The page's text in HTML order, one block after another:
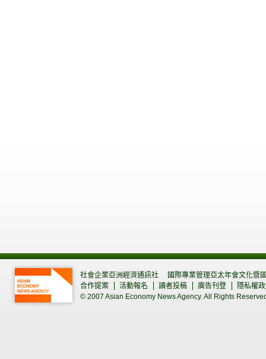
社會企業亞洲經濟通訊社
國際專業管理亞太年會文化暨
合作提案
活動報名 讀者投稿 廣告刊登
隱私權
© 2007 Asian Economy News Agency. All Rights